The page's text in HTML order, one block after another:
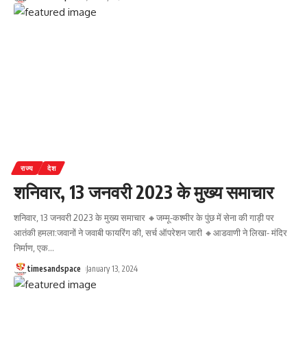
राज्य देश
शनिवार, 13 जनवरी 2023 के मुख्य समाचार
शनिवार, 13 जनवरी 2023 के मुख्य समाचार 🔸जम्मू-कश्मीर के पुंछ में सेना की गाड़ी पर
आतंकी हमला:जवानों ने जवाबी फायरिंग की, सर्च ऑपरेशन जारी 🔸आडवाणी ने लिखा- मंदिर
निर्माण, एक…
timesandspace January 13, 2024